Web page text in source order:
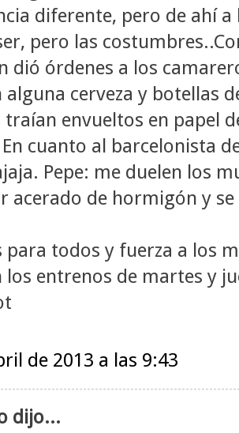
diferente, pero de ahí
pero las
dió órdenes a los
cerveza y botellas
traían envueltos en papel
cuanto al barcelonista
Pepe: me duelen los
acerado de hormigón y
para todos y fuerza a los
los entrenos de martes y
de 2013 a las 9:43
dijo...